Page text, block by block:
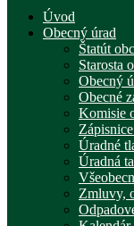
Úvod
Obecný úrad
Štatút
Starosta
Obecný
Obecné
Komisie
Úradné
Úradná
Zmluvy,